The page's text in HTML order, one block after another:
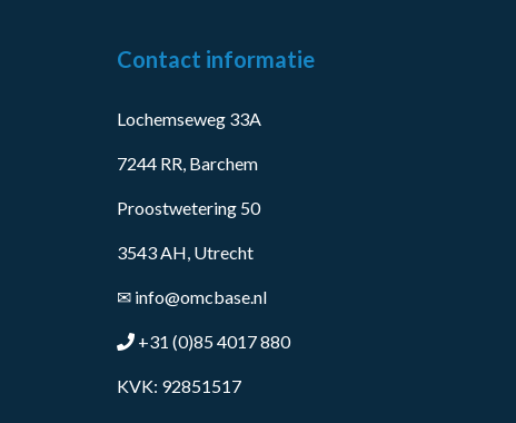
Contact informatie
Lochemseweg 33A
7244 RR, Barchem
Proostwetering 50
3543 AH, Utrecht
✉ info@omcbase.nl
+31 (0)85 4017 880
KVK: 92851517